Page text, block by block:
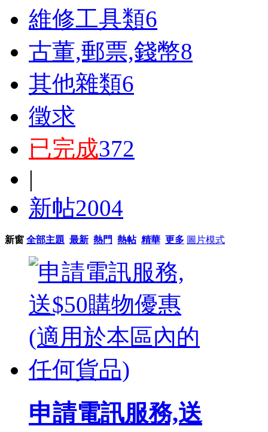
維修工具類6
古董,郵票,錢幣8
其他雜類6
徵求
已完成372
|
新帖2004
新窗 全部主題 最新 熱門 熱帖 精華 更多 圖片模式
申請電訊服務,送